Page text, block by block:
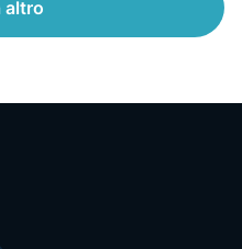
altro